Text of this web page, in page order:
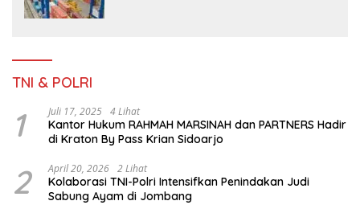
TNI & POLRI
1 Juli 17, 2025 4 Lihat
Kantor Hukum RAHMAH MARSINAH dan PARTNERS Hadir
di Kraton By Pass Krian Sidoarjo
2 April 20, 2026 2 Lihat
Kolaborasi TNI-Polri Intensifkan Penindakan Judi
Sabung Ayam di Jombang